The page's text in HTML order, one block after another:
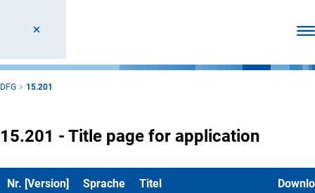
DFG 15.201
15.201 - Title page for application
Nr. [Version] Sprache Titel